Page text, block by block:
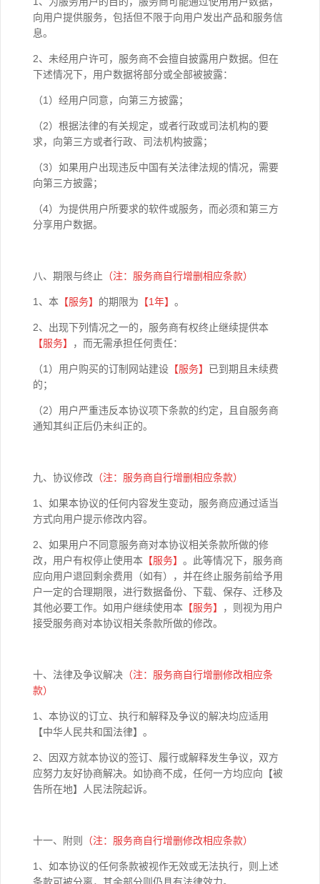
向用户提供服务，包括但不限于向用户发出产品和服务信
息。
2、未经用户许可，服务商不会擅自披露用户数据。但在
下述情况下，用户数据将部分或全部被披露：
（1）经用户同意，向第三方披露；
（2）根据法律的有关规定，或者行政或司法机构的要
求，向第三方或者行政、司法机构披露；
（3）如果用户出现违反中国有关法律法规的情况，需要
向第三方披露；
（4）为提供用户所要求的软件或服务，而必须和第三方
分享用户数据。
八、期限与终止 （注：服务商自行增删相应条款）
1、本 【服务】 的期限为 【1年】 。
2、出现下列情况之一的，服务商有权终止继续提供本
【服务】 ，而无需承担任何责任：
（1）用户购买的订制网站建设 【服务】 已到期且未续费
的；
（2）用户严重违反本协议项下条款的约定，且自服务商
通知其纠正后仍未纠正的。
九、协议修改 （注：服务商自行增删相应条款）
1、如果本协议的任何内容发生变动，服务商应通过适当
方式向用户提示修改内容。
2、如果用户不同意服务商对本协议相关条款所做的修
改，用户有权停止使用本 【服务】 。此等情况下，服务商
应向用户退回剩余费用（如有），并在终止服务前给予用
户一定的合理期限，进行数据备份、下载、保存、迁移及
其他必要工作。如用户继续使用本 【服务】
，则视为用户
接受服务商对本协议相关条款所做的修改。
十、法律及争议解决 （注：服务商自行增删修改相应条
款）
1、本协议的订立、执行和解释及争议的解决均应适用
【中华人民共和国法律】。
2、因双方就本协议的签订、履行或解释发生争议，双方
应努力友好协商解决。如协商不成，任何一方均应向【被
告所在地】人民法院起诉。
十一、附则 （注：服务商自行增删修改相应条款）
1、如本协议的任何条款被视作无效或无法执行，则上述